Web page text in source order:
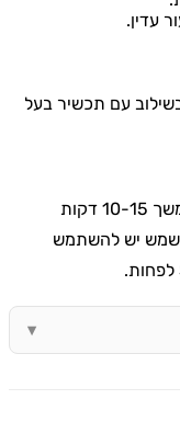
עדין.
עם תכשיר בעל
יש למרוח שכבה עבה על הפנים, להשאיר למשך 10-15 דקות
יש להשתמש